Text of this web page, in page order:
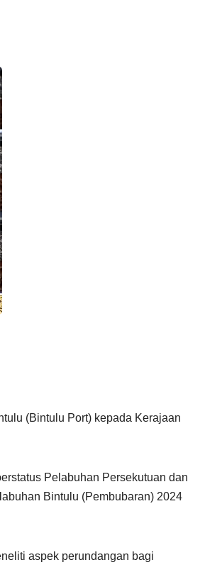
(Bintulu Port) kepada Kerajaan
Pelabuhan Persekutuan dan
Bintulu (Pembubaran) 2024
aspek perundangan bagi